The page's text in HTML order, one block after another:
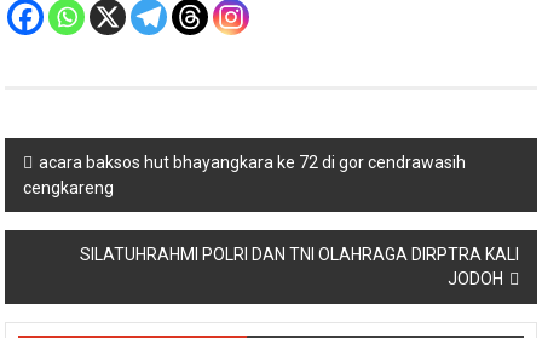
Navigasi
pos
acara baksos hut bhayangkara ke 72 di gor cendrawasih
cengkareng
SILATUHRAHMI POLRI DAN TNI OLAHRAGA DIRPTRA KALI
JODOH